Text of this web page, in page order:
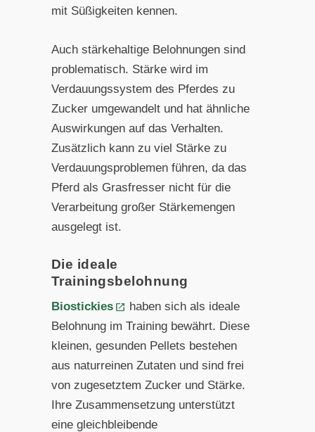
mit Süßigkeiten kennen.
Auch stärkehaltige Belohnungen sind
problematisch. Stärke wird im
Verdauungssystem des Pferdes zu
Zucker umgewandelt und hat ähnliche
Auswirkungen auf das Verhalten.
Zusätzlich kann zu viel Stärke zu
Verdauungsproblemen führen, da das
Pferd als Grasfresser nicht für die
Verarbeitung großer Stärkemengen
ausgelegt ist.
Die ideale
Trainingsbelohnung
Biostickies
haben sich als ideale
Belohnung im Training bewährt. Diese
kleinen, gesunden Pellets bestehen
aus naturreinen Zutaten und sind frei
von zugesetztem Zucker und Stärke.
Ihre Zusammensetzung unterstützt
eine gleichbleibende